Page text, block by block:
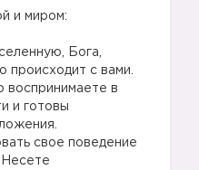
и миром:
Бога,
происходит с вами.
в
и готовы
свое поведение
Несете